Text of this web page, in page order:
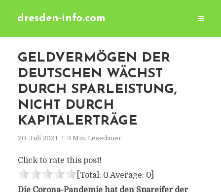
dresden-info.com
GELDVERMÖGEN DER
DEUTSCHEN WÄCHST
DURCH SPARLEISTUNG,
NICHT DURCH
KAPITALERTRÄGE
20. Juli 2021 3 Min. Lesedauer
Click to rate this post!
[Total: 0 Average: 0]
Die Corona-Pandemie hat den Spareifer der